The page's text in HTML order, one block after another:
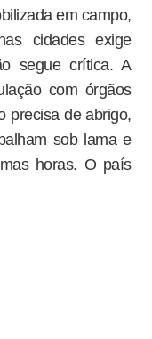
em campo,
cidades exige
segue crítica. A
com órgãos
precisa de abrigo,
sob lama e
horas. O país